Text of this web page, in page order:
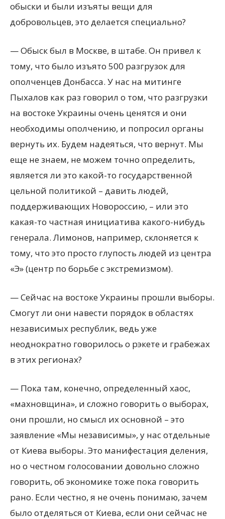
обыски и были изъяты вещи для
добровольцев, это делается специально?
— Обыск был в Москве, в штабе. Он привел к
тому, что было изъято 500 разгрузок для
ополченцев Донбасса. У нас на митинге
Пыхалов как раз говорил о том, что разгрузки
на востоке Украины очень ценятся и они
необходимы ополчению, и попросил органы
вернуть их. Будем надеяться, что вернут. Мы
еще не знаем, не можем точно определить,
является ли это какой-то государственной
цельной политикой – давить людей,
поддерживающих Новороссию, – или это
какая-то частная инициатива какого-нибудь
генерала. Лимонов, например, склоняется к
тому, что это просто глупость людей из центра
«Э» (центр по борьбе с экстремизмом).
— Сейчас на востоке Украины прошли выборы.
Смогут ли они навести порядок в областях
независимых республик, ведь уже
неоднократно говорилось о рэкете и грабежах
в этих регионах?
— Пока там, конечно, определенный хаос,
«махновщина», и сложно говорить о выборах,
они прошли, но смысл их основной – это
заявление «Мы независимы», у нас отдельные
от Киева выборы. Это манифестация деления,
но о честном голосовании довольно сложно
говорить, об экономике тоже пока говорить
рано. Если честно, я не очень понимаю, зачем
было отделяться от Киева, если они сейчас не